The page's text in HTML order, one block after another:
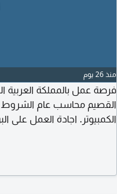
منذ 26 يوم
فرصة عمل بالمملكة العربية